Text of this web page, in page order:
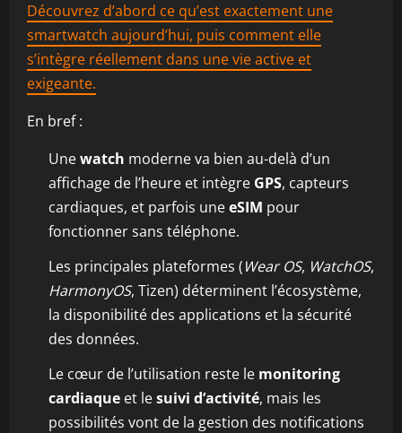
Découvrez d’abord ce qu’est exactement une
smartwatch aujourd’hui, puis comment elle
s’intègre réellement dans une vie active et
exigeante.
En bref :
Unewatch moderne va bien au-delà d’un
affichage de l’heure et intègre GPS, capteurs
cardiaques, et parfois uneeSIM pour
fonctionner sans téléphone.
Les principales plateformes (Wear OS, WatchOS,
HarmonyOS, Tizen) déterminent l’écosystème,
la disponibilité des applications et la sécurité
des données.
Le cœur de l’utilisation reste le monitoring
cardiaque et lesuivi d’activité, mais les
possibilités vont de la gestion des notifications